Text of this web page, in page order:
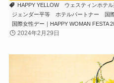
HAPPY YELLOW
ウェスティンホテ
ジェンダー平等
ホテルパートナー
国
国際女性デー｜HAPPY WOMAN FESTA
2024年2月29日